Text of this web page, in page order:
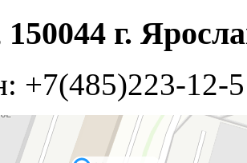
150044 г.
+7(485)223-12-